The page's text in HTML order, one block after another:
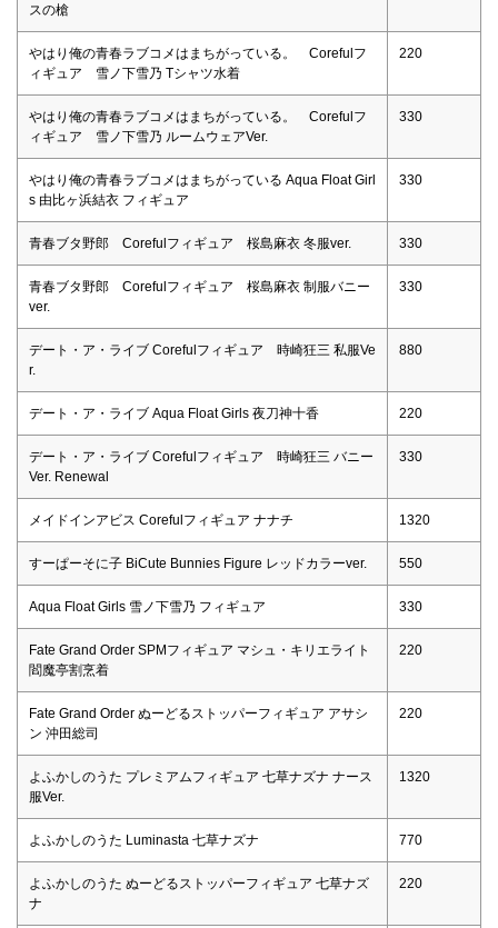
スの槍
やはり俺の青春ラブコメはまちがっている。 Corefulフ
ィギュア 雪ノ下雪乃 Tシャツ水着
220
やはり俺の青春ラブコメはまちがっている。 Corefulフ
ィギュア 雪ノ下雪乃 ルームウェアVer.
330
やはり俺の青春ラブコメはまちがっている Aqua Float Girl
s 由比ヶ浜結衣 フィギュア
330
青春ブタ野郎 Corefulフィギュア 桜島麻衣 冬服ver. 330
青春ブタ野郎 Corefulフィギュア 桜島麻衣 制服バニー
ver.
330
デート・ア・ライブ Corefulフィギュア 時崎狂三 私服Ve
r.
880
デート・ア・ライブ Aqua Float Girls 夜刀神十香 220
デート・ア・ライブ Corefulフィギュア 時崎狂三 バニー
Ver. Renewal
330
メイドインアビス Corefulフィギュア ナナチ 1320
すーぱーそに子 BiCute Bunnies Figure レッドカラーver. 550
Aqua Float Girls 雪ノ下雪乃 フィギュア 330
Fate Grand Order SPMフィギュア マシュ・キリエライト
閻魔亭割烹着
220
Fate Grand Order ぬーどるストッパーフィギュア アサシ
ン 沖田総司
220
よふかしのうた プレミアムフィギュア 七草ナズナ ナース
服Ver.
1320
よふかしのうた Luminasta 七草ナズナ 770
よふかしのうた ぬーどるストッパーフィギュア 七草ナズ
ナ
220